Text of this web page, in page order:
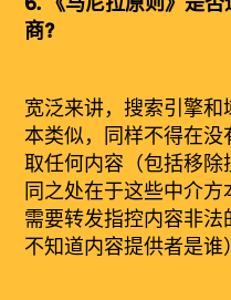
商?
宽泛来讲，搜索引擎
本类似，同样不得在
取任何内容（包括移
同之处在于这些中介
需要转发指控内容非
不知道内容提供者是谁